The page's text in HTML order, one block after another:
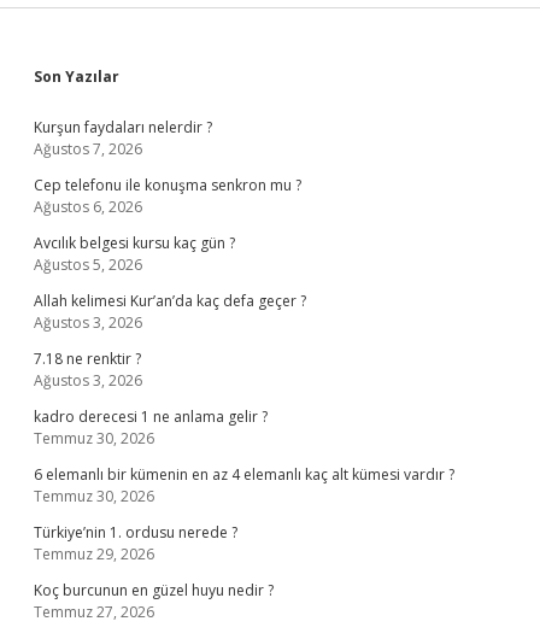
Sidebar
Son Yazılar
Kurşun faydaları nelerdir ?
Ağustos 7, 2026
Cep telefonu ile konuşma senkron mu ?
Ağustos 6, 2026
Avcılık belgesi kursu kaç gün ?
Ağustos 5, 2026
Allah kelimesi Kur’an’da kaç defa geçer ?
Ağustos 3, 2026
7.18 ne renktir ?
Ağustos 3, 2026
kadro derecesi 1 ne anlama gelir ?
Temmuz 30, 2026
6 elemanlı bir kümenin en az 4 elemanlı kaç alt kümesi vardır ?
Temmuz 30, 2026
Türkiye’nin 1. ordusu nerede ?
Temmuz 29, 2026
Koç burcunun en güzel huyu nedir ?
Temmuz 27, 2026